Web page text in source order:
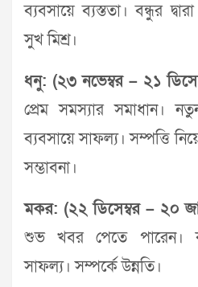
ব্যবসায়ে ব্যস্ততা। বন্ধুর
সুখ মিশ্র।
ধনু: (২৩ নভেম্বর – ২১
প্রেম সমস্যার সমাধান।
ব্যবসায়ে সাফল্য। সম্পত্তি
সম্ভাবনা।
মকর: (২২ ডিসেম্বর – ২০
শুভ খবর পেতে পারেন।
সাফল্য। সম্পর্কে উন্নতি।